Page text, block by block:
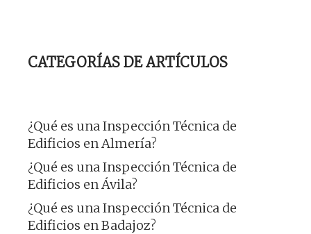
CATEGORÍAS DE ARTÍCULOS
¿Qué es una Inspección Técnica de
Edificios en Almería?
¿Qué es una Inspección Técnica de
Edificios en Ávila?
¿Qué es una Inspección Técnica de
Edificios en Badajoz?